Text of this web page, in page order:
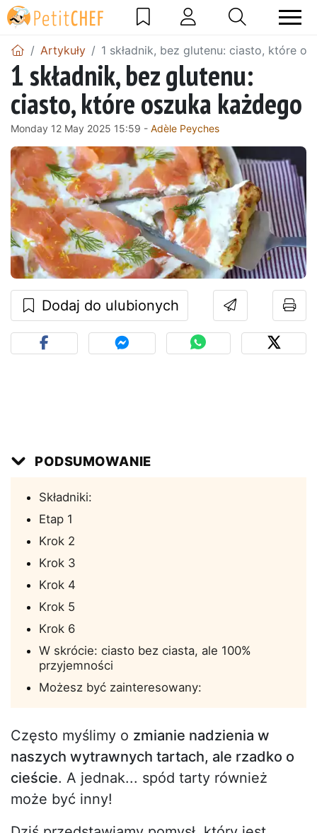
Artykuły 1 składnik, bez glutenu: ciasto, które
1 składnik, bez glutenu:
ciasto, które oszuka każdego
Monday 12 May 2025 15:59 - Adèle Peyches
Dodaj do ulubionych
PODSUMOWANIE
Składniki:
Etap 1
Krok 2
Krok 3
Krok 4
Krok 5
Krok 6
W skrócie: ciasto bez ciasta, ale 100%
przyjemności
Możesz być zainteresowany:
Często myślimy o zmianie nadzienia w
naszych wytrawnych tartach, ale rzadko o
cieście. A jednak... spód tarty również
może być inny!